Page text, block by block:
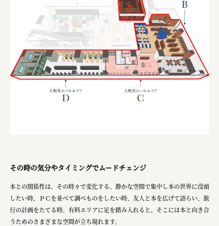
その時の気分やタイミングでムードチェンジ
本との関係性は、その時々で変化する。静かな空間で集中し本の世界に没頭
したい時、ＰＣを並べて調べものをしたい時、友人と本を広げて語らい、旅
行の計画をたてる時。有料エリアに足を踏み入れると、そこには本と向き合
うためのさまざまな空間が立ち現れます。